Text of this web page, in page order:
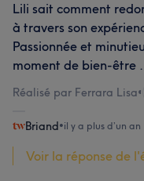
Lili sait comment
à travers son
Passionnée et
moment de bien-être
Réalisé par Ferrara Lisa•
Briand•il y a plus d’un an
Voir la réponse de